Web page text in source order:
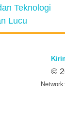
Teknologi
Lucu
©
Network: